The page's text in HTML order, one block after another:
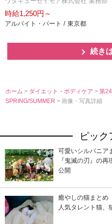
時給1,250円～
アルバイト・パート / 東京都
続き
ホーム > ダイエット・ボディケア>第
SPRING/SUMMER> 画像・写真詳細
ピック
可愛いシルバニア
『鬼滅の刃』の
公開
癒やしの猫まとめ
人気タレント猫、